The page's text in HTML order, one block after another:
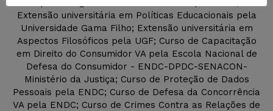
Extensão universitária em Políticas Educacionais pela
Universidade Gama Filho; Extensão universitária em
Aspectos Filosóficos pela UGF; Curso de Capacitação
em Direito do Consumidor VA pela Escola Nacional de
Defesa do Consumidor - ENDC-DPDC-SENACON-
Ministério da Justiça; Curso de Proteção de Dados
Pessoais pela ENDC; Curso de Defesa da Concorrência
VA pela ENDC; Curso de Crimes Contra as Relações de